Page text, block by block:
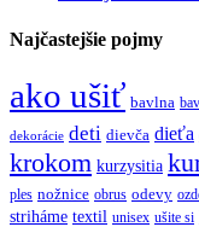
Najčastejšie pojmy
ako ušiť bavlna
dekorácie deti dievča dieťa
krokom kurzysitia
ples nožnice obrus odevy
striháme textil unisex ušite si